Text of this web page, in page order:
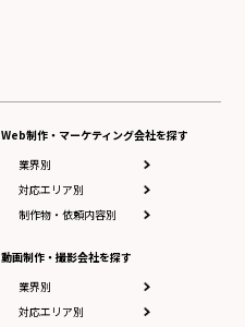
Web制作・マーケティング会社を探す
業界別
対応エリア別
制作物・依頼内容別
動画制作・撮影会社を探す
業界別
対応エリア別